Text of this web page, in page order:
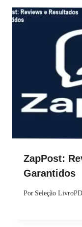
ZapPost:
Garantidos
Por Seleção